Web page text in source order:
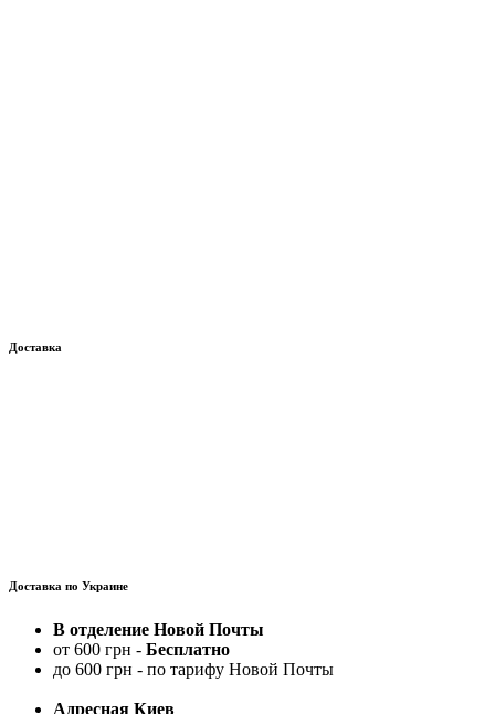
Доставка
Доставка по Украине
В отделение Новой Почты
от 600 грн - Бесплатно
до 600 грн - по тарифу Новой Почты
Адресная Киев